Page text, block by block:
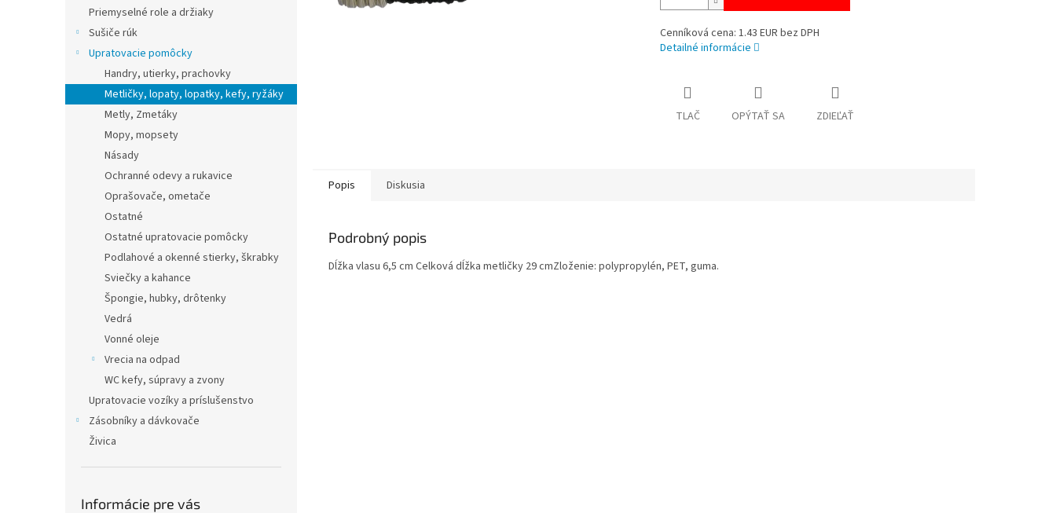
Priemyselné role a držiaky
Sušiče rúk
Upratovacie pomôcky
Handry, utierky, prachovky
Metličky, lopaty, lopatky, kefy, ryžáky
Metly, Zmetáky
Mopy, mopsety
Násady
Ochranné odevy a rukavice
Oprašovače, ometače
Ostatné
Ostatné upratovacie pomôcky
Podlahové a okenné stierky, škrabky
Sviečky a kahance
Špongie, hubky, drôtenky
Vedrá
Vonné oleje
Vrecia na odpad
WC kefy, súpravy a zvony
Upratovacie vozíky a príslušenstvo
Zásobníky a dávkovače
Živica
Informácie pre vás
Cenníková cena: 1.43 EUR bez DPH
Detailné informácie
TLAČ OPÝTAŤ SA ZDIEĽAŤ
Popis Diskusia
Podrobný popis
Dĺžka vlasu 6,5 cm Celková dĺžka metličky 29 cmZloženie: polypropylén, PET, guma.